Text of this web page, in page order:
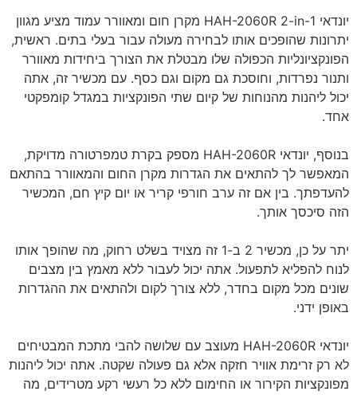
יונדאי HAH-2060R 2-in-1 מקרן חום ומאוורר עמוד מציע מגוון
יתרונות שהופכים אותו לבחירה מעולה עבור בעלי בתים. ראשית,
הפונקציונליות הכפולה שלו מבטלת את הצורך ביחידות מאוורר
ותנור נפרדות, וחוסכת גם מקום וגם כסף. עם מכשיר זה, אתה
יכול ליהנות מהנוחות של קיום שתי הפונקציות במגדל קומפקטי
אחד.
בנוסף, יונדאי HAH-2060R מספק בקרת טמפרטורה מדויקת,
המאפשר לך להתאים את הגדרות מקרן החום והמאוורר בהתאם
להעדפתך. בין אם זה ערב חורפי קריר או יום קיץ חם, המכשיר
הזה סיכסך אותך.
יתר על כן, מכשיר 2 ב-1 זה מצויד בשלט רחוק, מה שהופך אותו
לנוח להפליא לתפעול. אתה יכול לעבור ללא מאמץ בין מצבים
שונים מכל מקום בחדר, ללא צורך לקום ולהתאים את ההגדרות
באופן ידני.
יונדאי HAH-2060R מעוצב עם שלושה להבי מתכת המבטיחים
לא רק זרימת אוויר חזקה אלא גם פעולה שקטה. אתה יכול ליהנות
מפונקציות הקירור או החימום ללא כל רעשי רקע מטרידים, מה